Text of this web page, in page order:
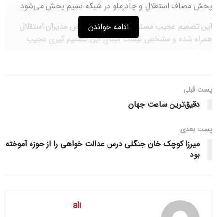
پخش مصاف استقلال و چادرملو در شبکه نسیم پخش می‌شود.
این تصمیم عجیب مسئولان مربوطه با اعتراض مدیران استقلال
همراه شده و مشخص نیست مبنای این تصمیم گیری عجیب
چیست.
مصافی که در ورزشگاه آزادی برگزار می‌شود، به دلیل وجود
دوربین‌های Full HD، از شبکه سه سیما پخش خواهد شد.
برای استقلال تغییر کرده است؟ صرف اینکه مصاف فردای استقلال و
چادرملو در پایین و بالای جدول تاثیرگذار نیست، این مجوز را
می‌دهد که حق میلیون‌ها هوادار استقلال را تضییع کنیم؟ آیا این کار
همین نگاه است وگرنه چه دلیلی دارد این دستگاه از ورزشگاه آزادی
خارج شود؟
ادامه خواندن
پست قبلی
دقیق‌ترین ساعت جهان
پست‌ بعدی
میرزا کوچک خان جنگلی درس عدالت خواهی را از حوزه آموخته
بود
ali